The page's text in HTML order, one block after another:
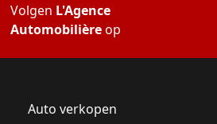
Volgen L'Agence
Automobilièreop
Auto verkopen